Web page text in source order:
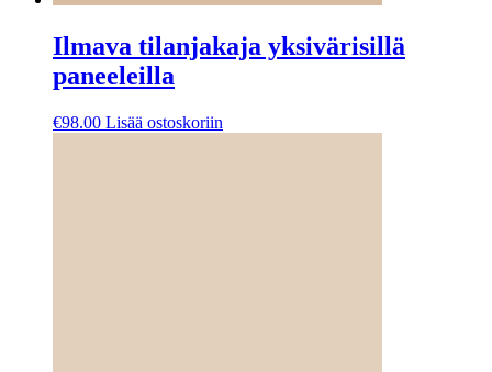
Ilmava tilanjakaja yksivärisillä
paneeleilla
€98.00 Lisää ostoskoriin